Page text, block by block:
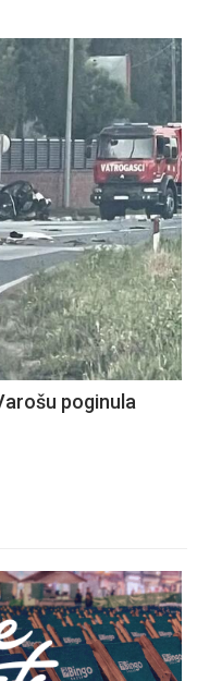
poginula